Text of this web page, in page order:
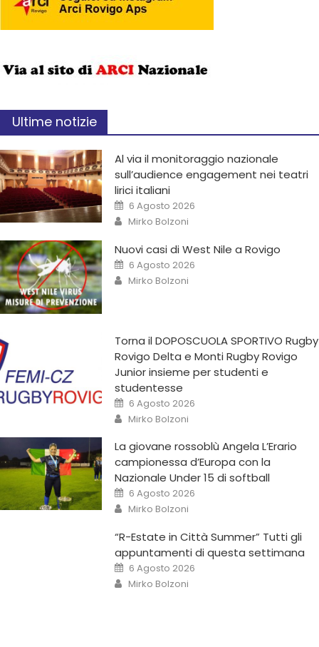
Ultime notizie
Al via il monitoraggio nazionale
sull’audience engagement nei teatri
lirici italiani
6 Agosto 2026
Mirko Bolzoni
Nuovi casi di West Nile a Rovigo
6 Agosto 2026
Mirko Bolzoni
Torna il DOPOSCUOLA SPORTIVO Rugby
Rovigo Delta e Monti Rugby Rovigo
Junior insieme per studenti e
studentesse
6 Agosto 2026
Mirko Bolzoni
La giovane rossoblù Angela L’Erario
campionessa d’Europa con la
Nazionale Under 15 di softball
6 Agosto 2026
Mirko Bolzoni
“R-Estate in Città Summer” Tutti gli
appuntamenti di questa settimana
6 Agosto 2026
Mirko Bolzoni